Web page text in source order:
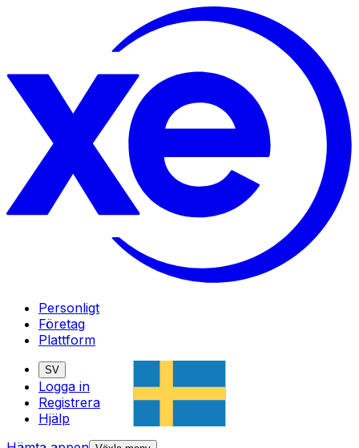
Personligt
Företag
Plattform
SV
Logga in
Registrera
Hjälp